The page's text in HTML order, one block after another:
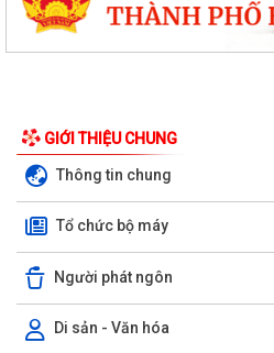
GIỚI THIỆU CHUNG
Thông tin chung
Tổ chức bộ máy
Người phát ngôn
Di sản - Văn hóa
Thanh Hà đẩy mạnh triển khai Nghị
Thanh Hà: Chính quyền thân thiện, tận
Thanh Hà: Phấn đấu tạo chuyển biến
trong năm học 2026 - 2027
Rút ngắn thời gian giải quyết 7 thủ tục
Thanh Hà đánh giá kết quả thực hiện
ký đất đai, đo đạc, lập bản đồ...